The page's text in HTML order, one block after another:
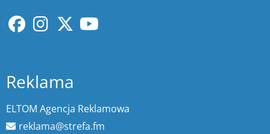
Reklama
ELTOM Agencja Reklamowa
reklama@strefa.fm